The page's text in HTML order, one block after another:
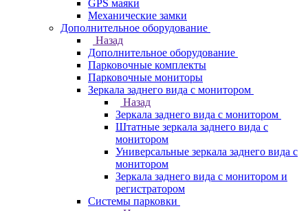
GPS маяки
Механические замки
Дополнительное оборудование
Назад
Дополнительное оборудование
Парковочные комплекты
Парковочные мониторы
Зеркала заднего вида с монитором
Назад
Зеркала заднего вида с монитором
Штатные зеркала заднего вида с
монитором
Универсальные зеркала заднего вида с
монитором
Зеркала заднего вида с монитором и
регистратором
Системы парковки